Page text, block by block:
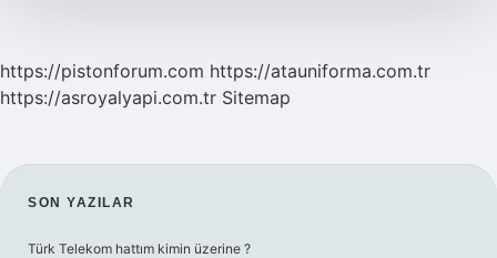
https://pistonforum.com https://atauniforma.com.tr
https://asroyalyapi.com.tr Sitemap
SIDEBAR
SON YAZILAR
Türk Telekom hattım kimin üzerine ?